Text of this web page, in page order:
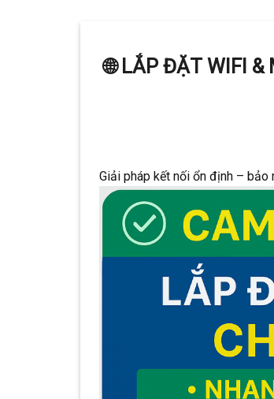
🌐 LẮP ĐẶT WIFI &
Giải pháp kết nối ổn định –